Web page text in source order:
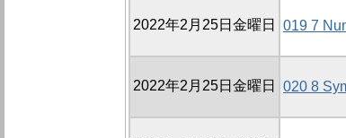
2022年2月25日金曜日 019 7
2022年2月25日金曜日 020 8